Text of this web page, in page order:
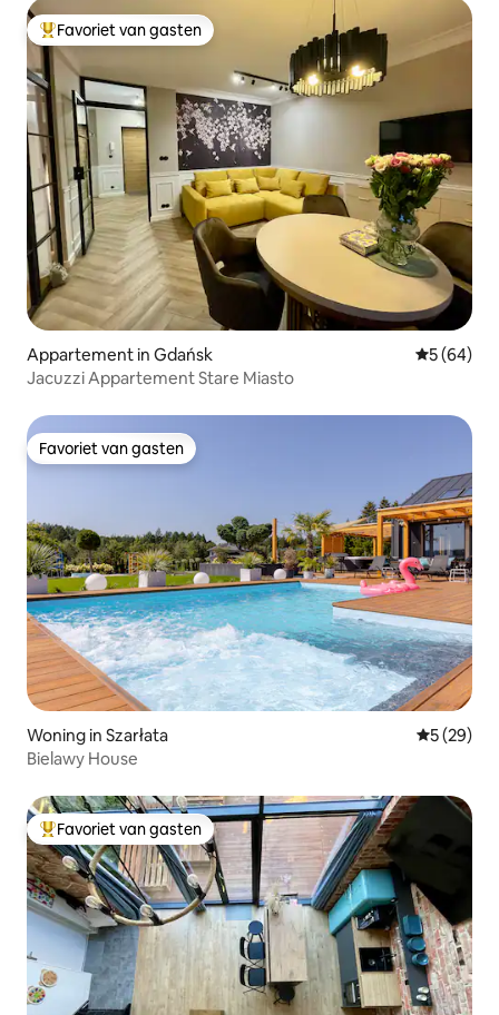
Topfavoriet van gasten
Favoriet van gasten
Appartement in Gdańsk
5 (64)
Jacuzzi Appartement Stare Miasto
Favoriet van gasten
Favoriet van gasten
Woning in Szarłata
5 (29)
Bielawy House
Topfavoriet van gasten
Favoriet van gasten